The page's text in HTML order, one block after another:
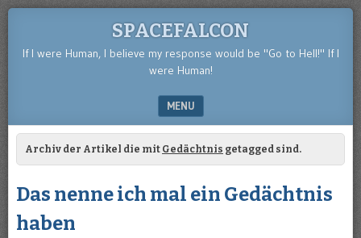
SPACEFALCON
If I were Human, I believe my response would be "Go to Hell!" If I
were Human!
MENU
SKIP TO CONTENT
Archiv der Artikel die mit Gedächtnis getagged sind.
Das nenne ich mal ein Gedächtnis
haben